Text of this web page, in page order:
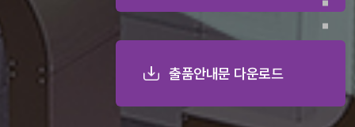
출품안내문 다운로드